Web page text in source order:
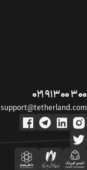
۰۲۱ ۹۱ ۳۰۰ ۳۰۰
support@tetherland.com